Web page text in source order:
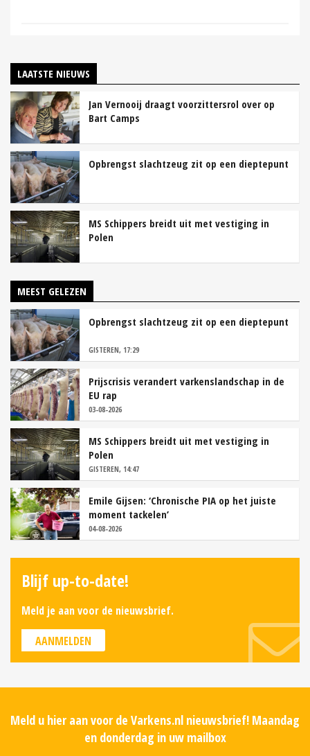
LAATSTE NIEUWS
Jan Vernooij draagt voorzittersrol over op
Bart Camps
Opbrengst slachtzeug zit op een dieptepunt
MS Schippers breidt uit met vestiging in
Polen
MEEST GELEZEN
Opbrengst slachtzeug zit op een dieptepunt
GISTEREN, 17:29
Prijscrisis verandert varkenslandschap in de
EU rap
03-08-2026
MS Schippers breidt uit met vestiging in
Polen
GISTEREN, 14:47
Emile Gijsen: ‘Chronische PIA op het juiste
moment tackelen’
04-08-2026
Blijf up-to-date!
Meld je aan voor de nieuwsbrief.
AANMELDEN
Meld u hier aan voor de Varkens.nl nieuwsbrief! Maandag
en donderdag in uw mailbox